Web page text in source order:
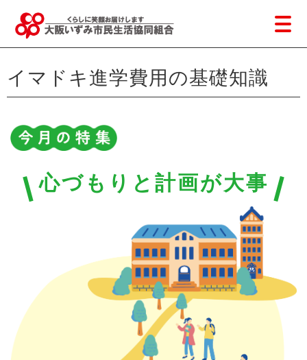
イマドキ進学費用の基礎知識
心づもりと計画が大事